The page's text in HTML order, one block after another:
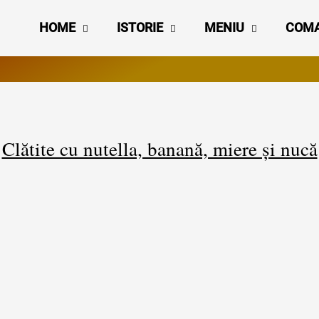
HOME ISTORIE MENIU
Clătite cu nutella, banană, miere și nucă